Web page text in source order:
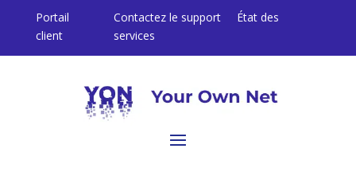
Portail
client
Contactez le support
État des
services